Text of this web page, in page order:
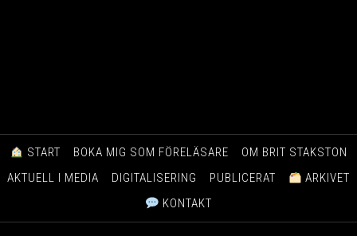
START BOKA MIG SOM FÖRELÄSARE
OM BRIT STAKSTON
AKTUELL I MEDIA
DIGITALISERING PUBLICERAT
ARKIVET
KONTAKT